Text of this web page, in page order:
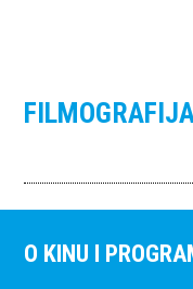
O KINU I